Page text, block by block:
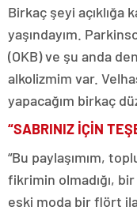
Birkaç şeyi açıklığa
yaşındayım.
(OKB) ve şu anda
alkolizmim var.
yapacağım birkaç
“SABRINIZ İÇİN
“Bu paylaşımım,
fikrimin olmadığı,
eski moda bir flört